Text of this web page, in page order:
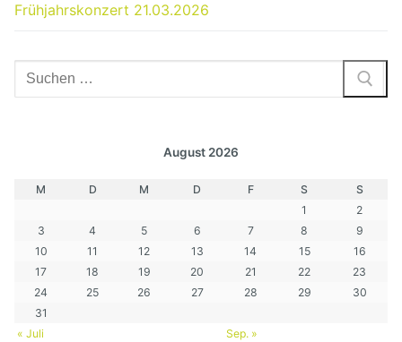
Frühjahrskonzert 21.03.2026
Suchen
nach:
August 2026
M D M D F S
S
1
2
3
4 5 6 7 8
9
10
11 12 13 14 15
16
17
18 19 20 21 22
23
24
25 26 27 28 29
30
31
« Juli
Sep. »